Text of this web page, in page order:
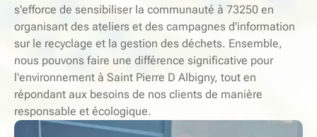
s'efforce de sensibiliser la communauté à 73250 en
organisant des ateliers et des campagnes d'information
sur le recyclage et la gestion des déchets. Ensemble,
nous pouvons faire une différence significative pour
l'environnement à Saint Pierre D Albigny, tout en
répondant aux besoins de nos clients de manière
responsable et écologique.